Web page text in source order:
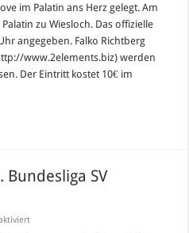
&
bigFM
Partynight
im
Palatin
Wiesloch
im Palatin ans Herz gelegt. Am
zu Wiesloch. Das offizielle
angegeben. Falko Richtberg
www.2elements.biz) werden
Der Eintritt kostet 10€ im
SV
für